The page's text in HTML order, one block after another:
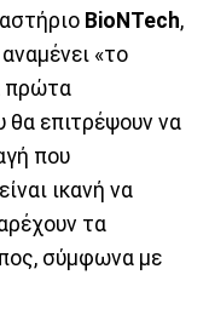
BioNTech,
αναμένει «το
πρώτα
επιτρέψουν να
που
ικανή να
τα
σύμφωνα με